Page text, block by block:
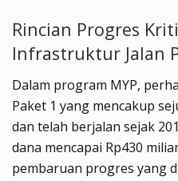
Rincian Progres
Infrastruktur Jalan
Dalam program MYP,
Paket 1 yang mencakup
dan telah berjalan sejak
dana mencapai Rp430
pembaruan progres yang